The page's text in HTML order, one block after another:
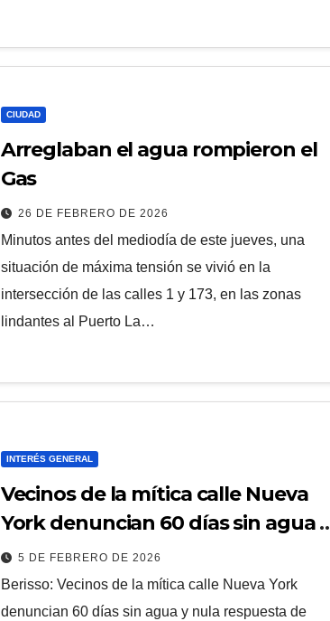
CIUDAD
Arreglaban el agua rompieron el
Gas
26 DE FEBRERO DE 2026
Minutos antes del mediodía de este jueves, una
situación de máxima tensión se vivió en la
intersección de las calles 1 y 173, en las zonas
lindantes al Puerto La…
INTERÉS GENERAL
Vecinos de la mítica calle Nueva
York denuncian 60 días sin agua y
nula respuesta de ABSA
5 DE FEBRERO DE 2026
Berisso: Vecinos de la mítica calle Nueva York
denuncian 60 días sin agua y nula respuesta de